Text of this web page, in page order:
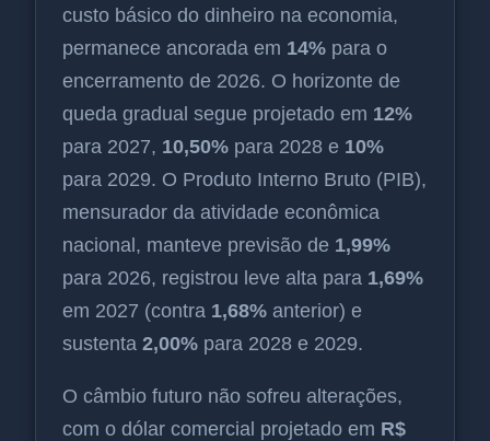
custo básico do dinheiro na economia,
permanece ancorada em 14% para o
encerramento de 2026. O horizonte de
queda gradual segue projetado em 12%
para 2027, 10,50% para 2028 e 10%
para 2029. O Produto Interno Bruto (PIB),
mensurador da atividade econômica
nacional, manteve previsão de 1,99%
para 2026, registrou leve alta para 1,69%
em 2027 (contra 1,68% anterior) e
sustenta 2,00% para 2028 e 2029.
O câmbio futuro não sofreu alterações,
com o dólar comercial projetado em R$